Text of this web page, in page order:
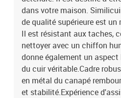
dans votre maison.
de qualité supérieure est un
Il est résistant aux taches,
nettoyer avec un chiffon
donne également un
du cuir véritable.Cadre
en métal du canapé
et stabilité.Expérience